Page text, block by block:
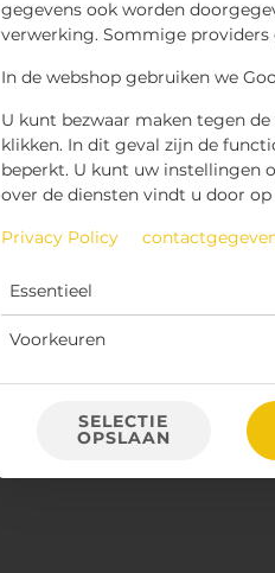
gegevens ook worden
verwerking. Sommige providers
In de webshop gebruiken we
U kunt bezwaar maken tegen
klikken. In dit geval zijn de
beperkt. U kunt uw instellingen
over de diensten vindt u door
Privacy Policy
Essentieel
Voorkeuren
SELECTIE
OPSLAAN
* Door lokale acties